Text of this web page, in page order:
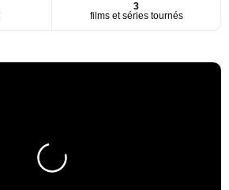
3
films et séries tournés